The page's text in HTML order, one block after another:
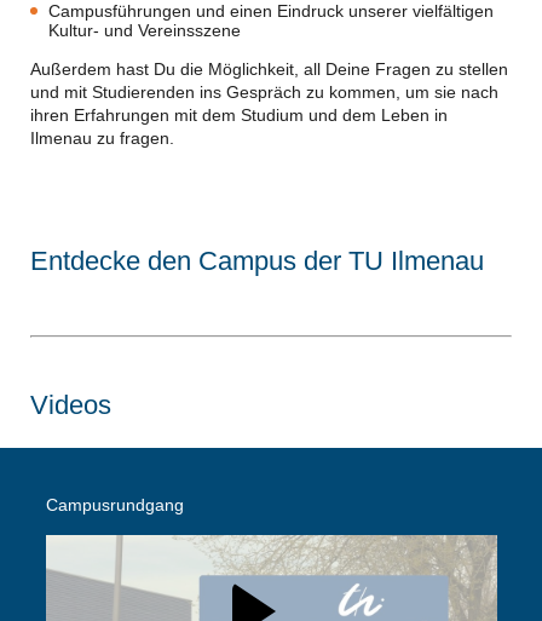
Campusführungen und einen Eindruck unserer vielfältigen
Kultur- und Vereinsszene
Außerdem hast Du die Möglichkeit, all Deine Fragen zu stellen
und mit Studierenden ins Gespräch zu kommen, um sie nach
ihren Erfahrungen mit dem Studium und dem Leben in
Ilmenau zu fragen.
Entdecke den Campus der TU Ilmenau
Videos
Campusrundgang